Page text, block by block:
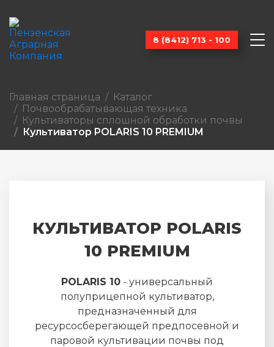
8 (8412) 713 - 100
Главная страница
Каталог
Почвообраба­тывающая техника
Культиваторы сплошной обработки почвы
Культиватор POLARIS 10 PREMIUM
КУЛЬТИВАТОР POLARIS
10 PREMIUM
POLARIS 10 - универсальный
полуприцепной культиватор,
предназначенный для
ресурсосберегающей предпосевной и
паровой культивации почвы под